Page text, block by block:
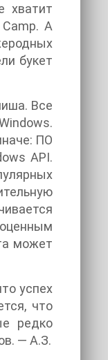
хватит
А
букет
Все
ПО
API.
может
успех
что
редко
— А.З.